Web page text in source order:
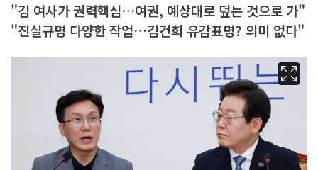
"김 여사가 권력핵심…여권, 예상대로 덮는 것으로 가"
"진실규명 다양한 작업…김건희 유감표명? 의미 없다"